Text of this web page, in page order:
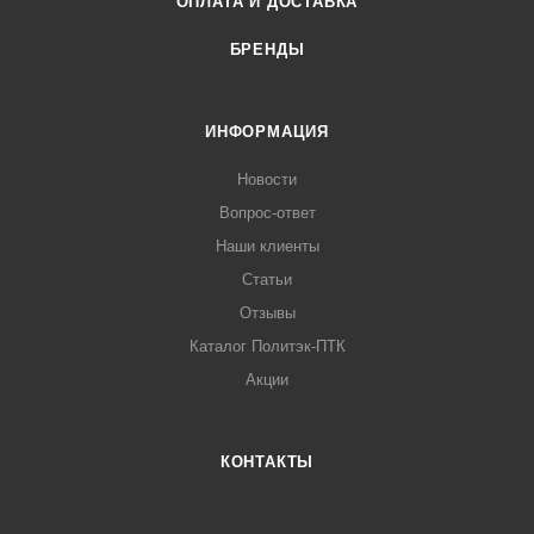
БРЕНДЫ
ИНФОРМАЦИЯ
Новости
Вопрос-ответ
Наши клиенты
Статьи
Отзывы
Каталог Политэк-ПТК
Акции
КОНТАКТЫ